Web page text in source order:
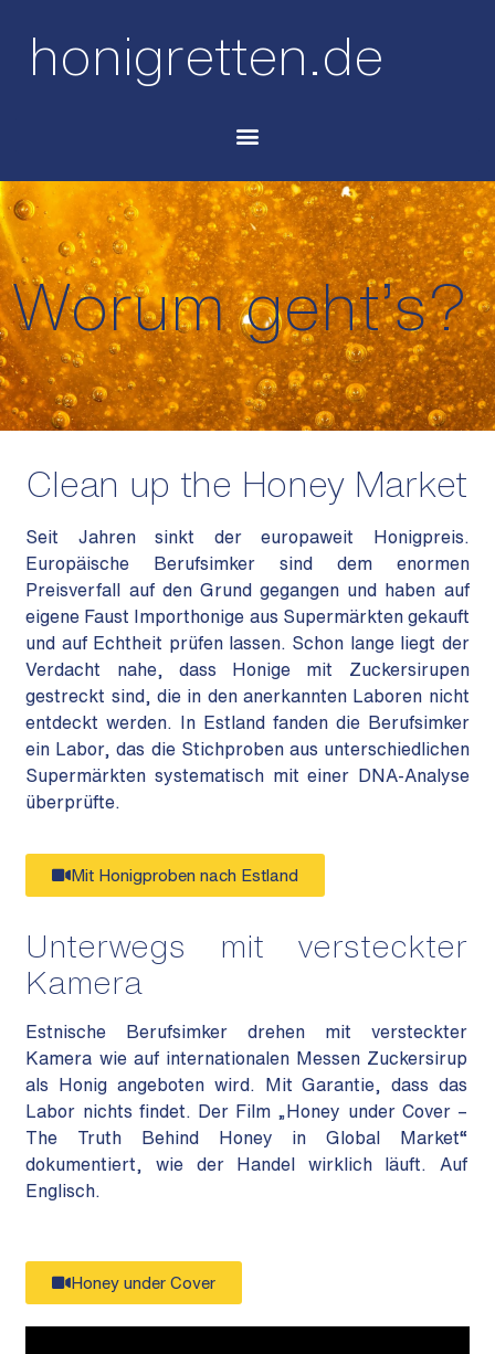
honigretten.de
Worum geht’s?
Clean up the Honey Market
Seit Jahren sinkt der europaweit Honigpreis.
Europäische Berufsimker sind dem enormen
Preisverfall auf den Grund gegangen und haben auf
eigene Faust Importhonige aus Supermärkten gekauft
und auf Echtheit prüfen lassen. Schon lange liegt der
Verdacht nahe, dass Honige mit Zuckersirupen
gestreckt sind, die in den anerkannten Laboren nicht
entdeckt werden. In Estland fanden die Berufsimker
ein Labor, das die Stichproben aus unterschiedlichen
Supermärkten systematisch mit einer DNA-Analyse
überprüfte.
Mit Honigproben nach Estland
Unterwegs mit versteckter
Kamera
Estnische Berufsimker drehen mit versteckter
Kamera wie auf internationalen Messen Zuckersirup
als Honig angeboten wird. Mit Garantie, dass das
Labor nichts findet. Der Film „Honey under Cover –
The Truth Behind Honey in Global Market“
dokumentiert, wie der Handel wirklich läuft. Auf
Englisch.
Honey under Cover